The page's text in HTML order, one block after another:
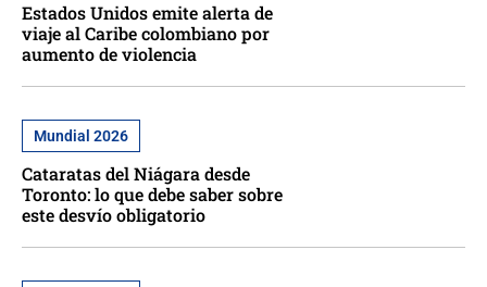
Estados Unidos emite alerta de
viaje al Caribe colombiano por
aumento de violencia
Mundial 2026
Cataratas del Niágara desde
Toronto: lo que debe saber sobre
este desvío obligatorio